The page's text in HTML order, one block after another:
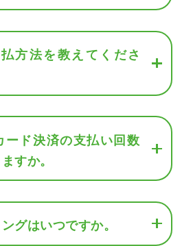
方法を教えてくださ
ード決済の支払い回数
すか。
グはいつですか。